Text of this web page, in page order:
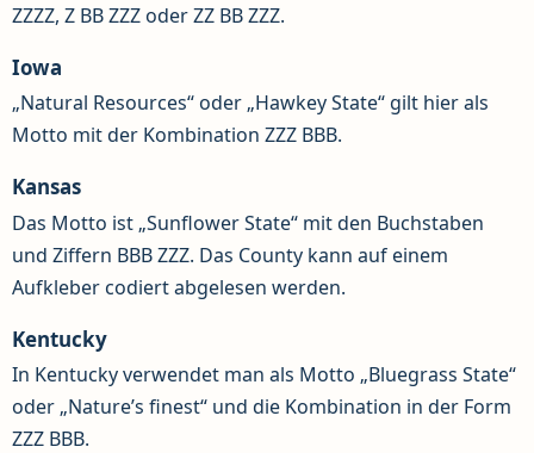
ZZZZ, Z BB ZZZ oder ZZ BB ZZZ.
Iowa
„Natural Resources“ oder „Hawkey State“ gilt hier als
Motto mit der Kombination ZZZ BBB.
Kansas
Das Motto ist „Sunflower State“ mit den Buchstaben
und Ziffern BBB ZZZ. Das County kann auf einem
Aufkleber codiert abgelesen werden.
Kentucky
In Kentucky verwendet man als Motto „Bluegrass State“
oder „Nature’s finest“ und die Kombination in der Form
ZZZ BBB.